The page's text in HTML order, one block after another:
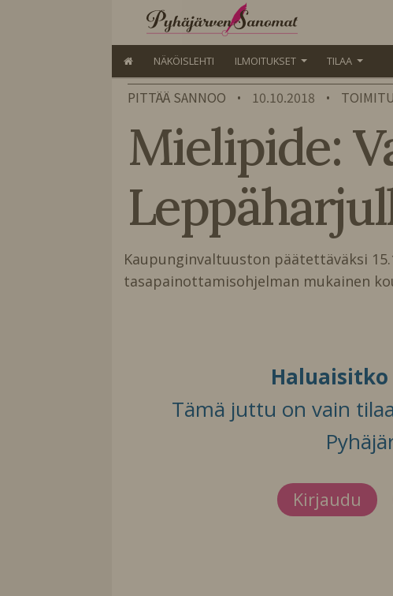
NÄKÖISLEHTI ILMOITUKSET TILAA
PITTÄÄ SANNOO • 10.10.2018 •
Mielipide:
Kaupunginvaltuuston päätettäväksi
tasapainottamisohjelman mukainen
Tämä juttu on vain
Kirjaudu